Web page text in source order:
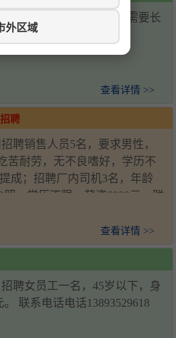
外区域
炒锅两名，配菜两名，需要长
电话19958567158
查看详情 >>
聘
聘销售人员5名，要求男性，
苦耐劳，无不良嗜好，学历不
成；招聘厂内司机3名，年龄
，学历不限，薪资6000元。联
，工作地址：甘肃省武
查看详情 >>
聘女员工一名，45岁以下，身
联系电话电话13893529618